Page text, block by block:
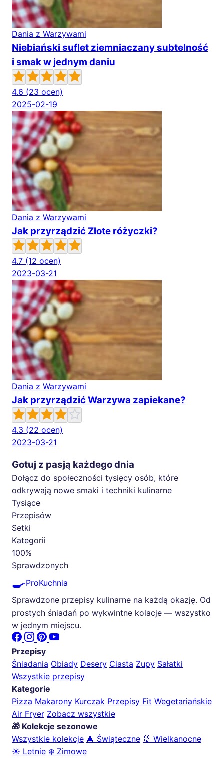
Dania z Warzywami
Niebiański suflet ziemniaczany subtelność
i smak w jednym daniu
4.6 (23 ocen)
2025-02-19
Dania z Warzywami
Jak przyrządzić Złote różyczki?
4.7 (12 ocen)
2023-03-21
Dania z Warzywami
Jak przyrządzić Warzywa zapiekane?
4.3 (22 ocen)
2023-03-21
Gotuj z pasją każdego dnia
Dołącz do społeczności tysięcy osób, które
odkrywają nowe smaki i techniki kulinarne
Tysiące
Przepisów
Setki
Kategorii
100%
Sprawdzonych
🍳ProKuchnia
Sprawdzone przepisy kulinarne na każdą okazję. Od
prostych śniadań po wykwintne kolacje — wszystko
w jednym miejscu.
Przepisy
Śniadania Obiady Desery Ciasta Zupy Sałatki
Wszystkie przepisy
Kategorie
Pizza Makarony Kurczak Przepisy Fit Wegetariańskie
Air Fryer Zobacz wszystkie
🎁 Kolekcje sezonowe
Wszystkie kolekcje 🎄 Świąteczne 🐰 Wielkanocne
☀️ Letnie ❄️ Zimowe